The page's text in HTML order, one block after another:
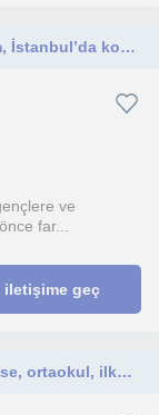
Boğaziçi Üniversitesi Dilbilim öğrencisiyim, İstanbul’da konuşma pratiği ve akıcılık odaklı İngilizce dersleri veriyorum.
ve
far...
iletişime geç
İngilizce ve matematik öğrenmek isteyen lise, ortaokul, ilkokul ve anaokulu öğrencileri için.